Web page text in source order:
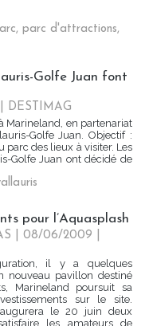
, parc d'attractions,
Golfe Juan font
DESTIMAG
Marineland, en partenariat
Golfe Juan. Objectif :
des lieux à visiter. Les
Golfe Juan ont décidé de
pour l’Aquasplash
| 08/06/2009
il y a quelques
nouveau pavillon destiné
Marineland poursuit sa
sur le site.
le 20 juin deux
les amateurs de